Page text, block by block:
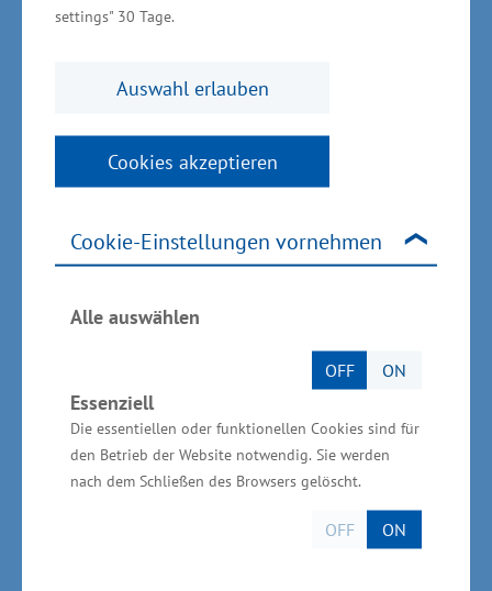
settings" 30 Tage.
Auswahl erlauben
Cookies akzeptieren
Cookie-Einstellungen vornehmen
Alle auswählen
OFF ON
Essenziell
Die essentiellen oder funktionellen Cookies sind für
den Betrieb der Website notwendig. Sie werden
nach dem Schließen des Browsers gelöscht.
OFF ON
investiert das Unternehmen in die Bereiche
Produkte und Dienstleistungen anzubieten“,
Unternehmen investiert in Forschung und
Entwicklung
Aktuell forscht das Unternehmen mit der
Universität Rostock zu dem Thema
„Werkstofftechnisch basiertes Abschreckmodell
für die Simulation des Unterwasserschweißens“.
Gleichzeitig gibt es eine Zusammenarbeit mit
dem Fraunhofer-Institut IDG (Dresden) zum
Thema „Qualitätssicherung und Prüfung von